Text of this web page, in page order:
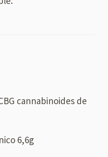
cannabinoides de
6,6g